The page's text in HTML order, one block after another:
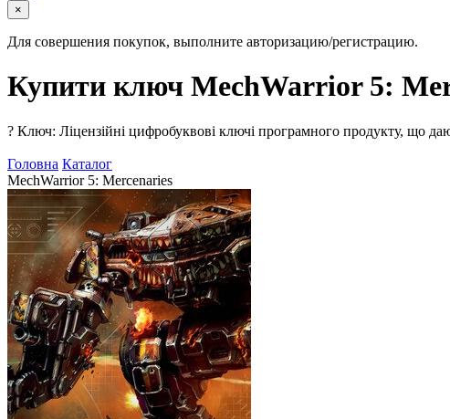
×
Для совершения покупок, выполните авторизацию/регистрацию.
Купити ключ MechWarrior 5:
? Ключ: Ліцензійні цифробуквові ключі програмного продукту, що
Головна Каталог
MechWarrior 5: Mercenaries